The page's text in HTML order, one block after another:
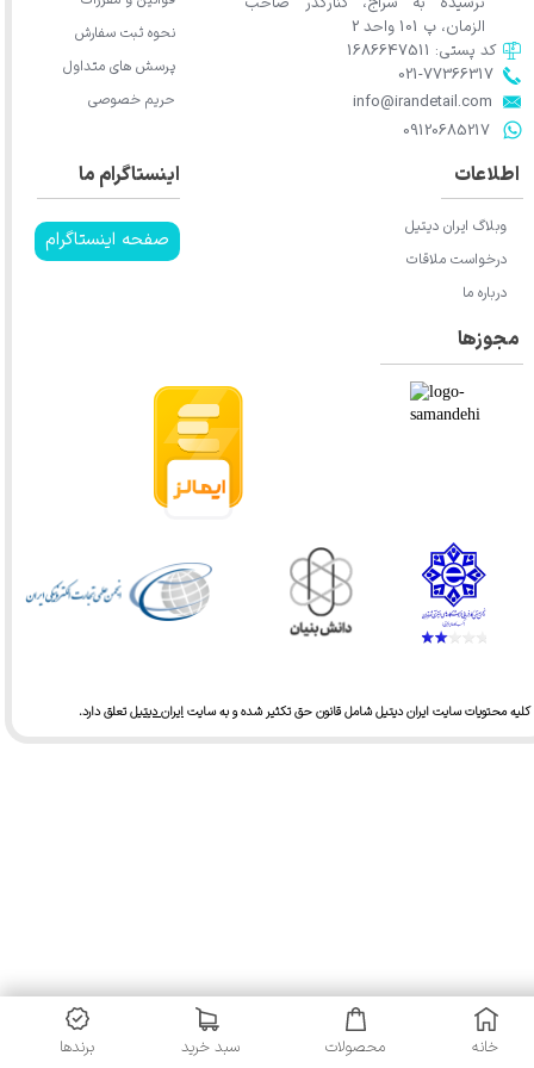
★
★
محتویات سایت ایران دیتیل شامل قانون حق تکثیر شده و به سایتایران دیتیلتعلق دارد.​​​​​​​
الزمان، پ 101 واحد 2
​​​​​​​info@irandetail.com
021-77366317​​​​​​​​​​​​​​​​​​​​​
​​​​​​​09120685217​​​​​​​
کد پستی: 1686647511
اینستاگرام ما
صفحه اینستاگرام
اطلاعات
وبلاگ ایران دیتیل
درخواست ملاقات
درباره ما
نحوه ثبت سفارش
پرسش های متداول
حریم خصوصی
مجوزها
خانه محصولات سبد خرید برندها